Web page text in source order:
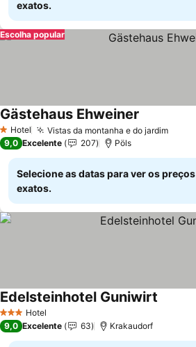
exatos.
Escolha popular
1 Estrelas
Hotel Vistas da montanha e do jardim
Gästehaus Ehweiner
9,0 Excelente 207 Pöls
Selecione as datas para ver os preços
exatos.
3 EstrelasHotel
Edelsteinhotel Guniwirt
9,0 Excelente 63 Krakaudorf